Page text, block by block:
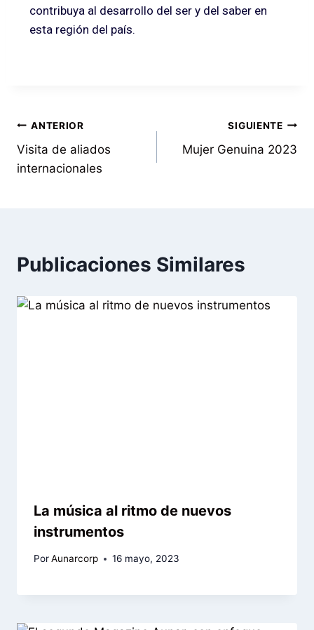
contribuya al desarrollo del ser y del saber en
esta región del país.
ANTERIOR
Visita de aliados
internacionales
SIGUIENTE
Mujer Genuina 2023
Publicaciones Similares
La música al ritmo de nuevos
instrumentos
PorAunarcorp 16 mayo, 2023